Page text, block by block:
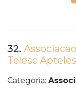
32.
Telesc Apteles
Categoria: